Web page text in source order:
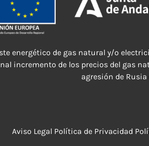
energético de gas natural y/o
incremento de los precios del gas
agresión de
Aviso Legal Política de Privacidad